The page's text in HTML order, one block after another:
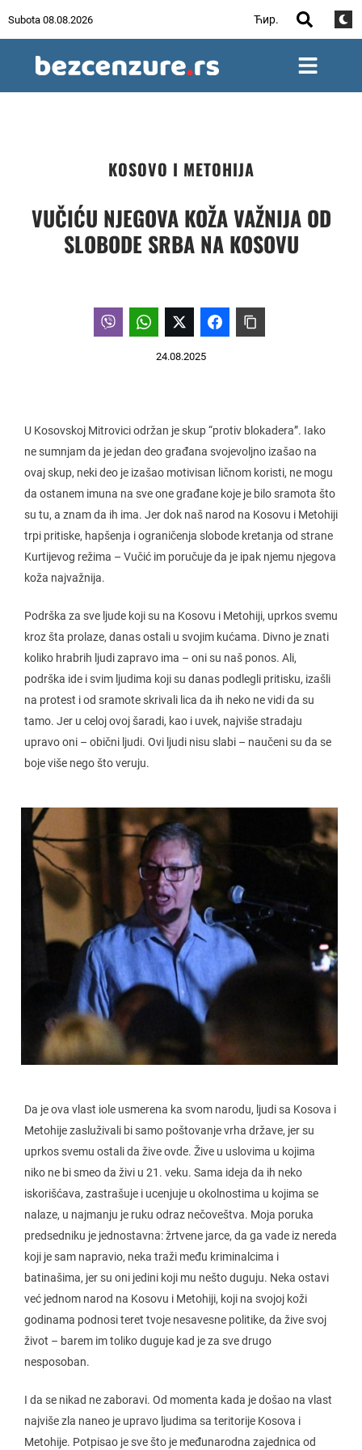
Subota 08.08.2026 Ћир.
KOSOVO I METOHIJA
VUČIĆU NJEGOVA KOŽA VAŽNIJA OD
SLOBODE SRBA NA KOSOVU
24.08.2025
U Kosovskoj Mitrovici održan je skup “protiv blokadera”. Iako
ne sumnjam da je jedan deo građana svojevoljno izašao na
ovaj skup, neki deo je izašao motivisan ličnom koristi, ne mogu
da ostanem imuna na sve one građane koje je bilo sramota što
su tu, a znam da ih ima. Jer dok naš narod na Kosovu i Metohiji
trpi pritiske, hapšenja i ograničenja slobode kretanja od strane
Kurtijevog režima – Vučić im poručuje da je ipak njemu njegova
koža najvažnija.
Podrška za sve ljude koji su na Kosovu i Metohiji, uprkos svemu
kroz šta prolaze, danas ostali u svojim kućama. Divno je znati
koliko hrabrih ljudi zapravo ima – oni su naš ponos. Ali,
podrška ide i svim ljudima koji su danas podlegli pritisku, izašli
na protest i od sramote skrivali lica da ih neko ne vidi da su
tamo. Jer u celoj ovoj šaradi, kao i uvek, najviše stradaju
upravo oni – obični ljudi. Ovi ljudi nisu slabi – naučeni su da se
boje više nego što veruju.
Da je ova vlast iole usmerena ka svom narodu, ljudi sa Kosova i
Metohije zasluživali bi samo poštovanje vrha države, jer su
uprkos svemu ostali da žive ovde. Žive u uslovima u kojima
niko ne bi smeo da živi u 21. veku. Sama ideja da ih neko
iskorišćava, zastrašuje i ucenjuje u okolnostima u kojima se
nalaze, u najmanju je ruku odraz nečoveštva. Moja poruka
predsedniku je jednostavna: žrtvene jarce, da ga vade iz nereda
koji je sam napravio, neka traži među kriminalcima i
batinašima, jer su oni jedini koji mu nešto duguju. Neka ostavi
već jednom narod na Kosovu i Metohiji, koji na svojoj koži
godinama podnosi teret tvoje nesavesne politike, da žive svoj
život – barem im toliko duguje kad je za sve drugo
nesposoban.
I da se nikad ne zaboravi. Od momenta kada je došao na vlast
najviše zla naneo je upravo ljudima sa teritorije Kosova i
Metohije. Potpisao je sve što je međunarodna zajednica od